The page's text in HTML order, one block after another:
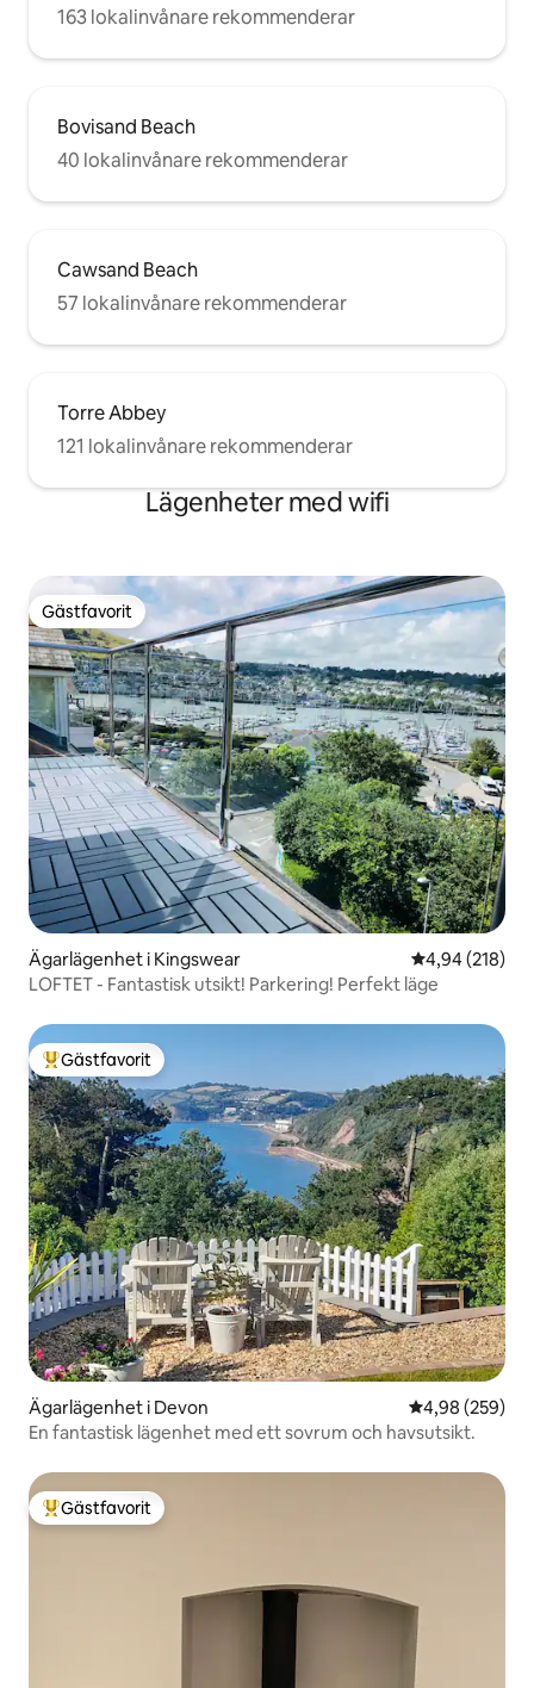
163 lokalinvånare rekommenderar
Bovisand Beach
40 lokalinvånare rekommenderar
Cawsand Beach
57 lokalinvånare rekommenderar
Torre Abbey
121 lokalinvånare rekommenderar
Lägenheter med wifi
Gästfavorit
Gästfavorit
Ägarlägenhet i Kingswear 4,94 av 5 i
4,94 (218)
LOFTET - Fantastisk utsikt! Parkering! Perfekt läge
Populär gästfavorit
Gästfavorit
Ägarlägenhet i Devon 4,98 av 5 i
4,98 (259)
En fantastisk lägenhet med ett sovrum och havsutsikt.
Populär gästfavorit
Gästfavorit